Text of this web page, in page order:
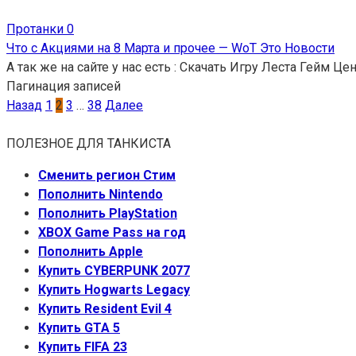
Протанки 0
Что с Акциями на 8 Марта и прочее — WoT Это Новости
А так же на сайте у нас есть : Скачать Игру Леста Гейм
Пагинация записей
Назад 1 2 3 … 38 Далее
ПОЛЕЗНОЕ ДЛЯ ТАНКИСТА
Сменить регион Стим
Пополнить Nintendo
Пополнить PlayStation
XBOX Game Pass на год
Пополнить Apple
Купить CYBERPUNK 2077
Купить Hogwarts Legacy
Купить Resident Evil 4
Купить GTA 5
Купить FIFA 23